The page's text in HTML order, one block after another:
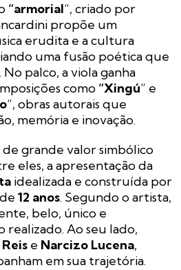
“armorial“, criado por
propõe um
erudita e a cultura
uma fusão poética que
palco, a viola ganha
como “Xingú” e
“, obras autorais que
memória e inovação.
de grande valor simbólico
eles, a apresentação da
idealizada e construída por
12 anos. Segundo o artista,
belo, único e
realizado. Ao seu lado,
e Narcizo Lucena,
em sua trajetória.